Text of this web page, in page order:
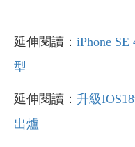
延伸閱讀： iPhone
型
延伸閱讀： 升級
出爐